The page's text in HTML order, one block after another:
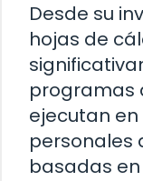
Desde su
hojas de
programas
ejecutan
personales
basadas